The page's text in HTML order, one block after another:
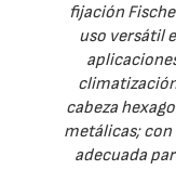
fijación
uso versátil
cabeza
metálicas; con
adecuada